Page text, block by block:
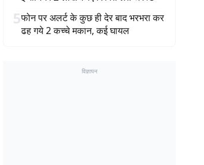
5फोन पर अलर्ट के कुछ ही देर बाद भरभरा कर
ढह गये 2 कच्चे मकान, कई घायल
विज्ञापन